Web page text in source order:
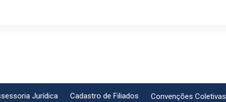
Jurídica Cadastro de Filiados Convenções Coletivas